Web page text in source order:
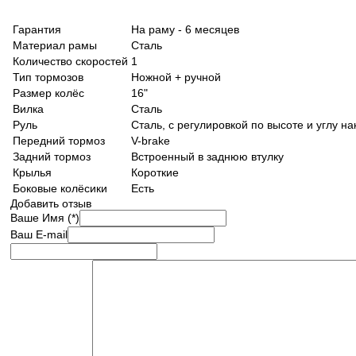
Гарантия
На раму - 6 месяцев
Материал рамы
Сталь
Количество скоростей 1
Тип тормозов
Ножной + ручной
Размер колёс
16"
Вилка
Сталь
Руль
Сталь, с регулировкой по высоте и углу
Передний тормоз
V-brake
Задний тормоз
Встроенный в заднюю втулку
Крылья
Короткие
Боковые колёсики
Есть
Добавить отзыв
Ваше Имя (*)
Ваш E-mail